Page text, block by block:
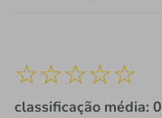
☆☆☆☆☆
classificação média: 0